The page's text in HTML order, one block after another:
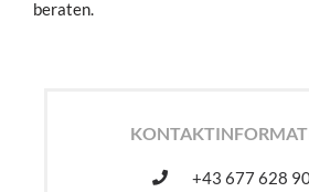
beraten.
+43 677 628